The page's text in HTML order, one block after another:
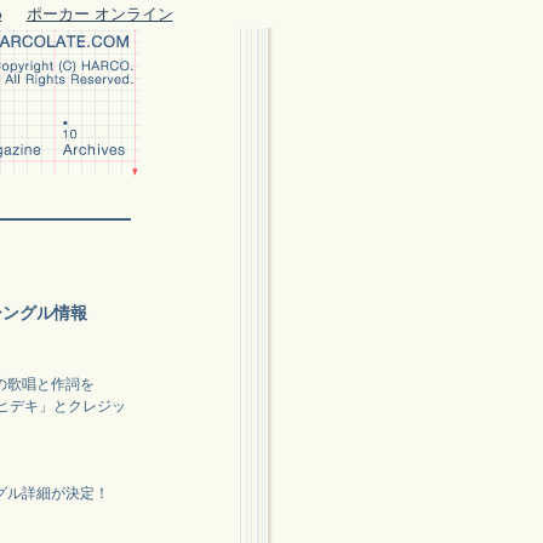
ポーカー オンライン
グル情報
歌唱と作詞を
デキ」とクレジッ
詳細が決定！